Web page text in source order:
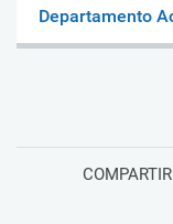
Departamento